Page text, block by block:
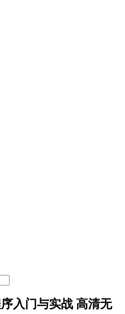
入门与实战 高清无